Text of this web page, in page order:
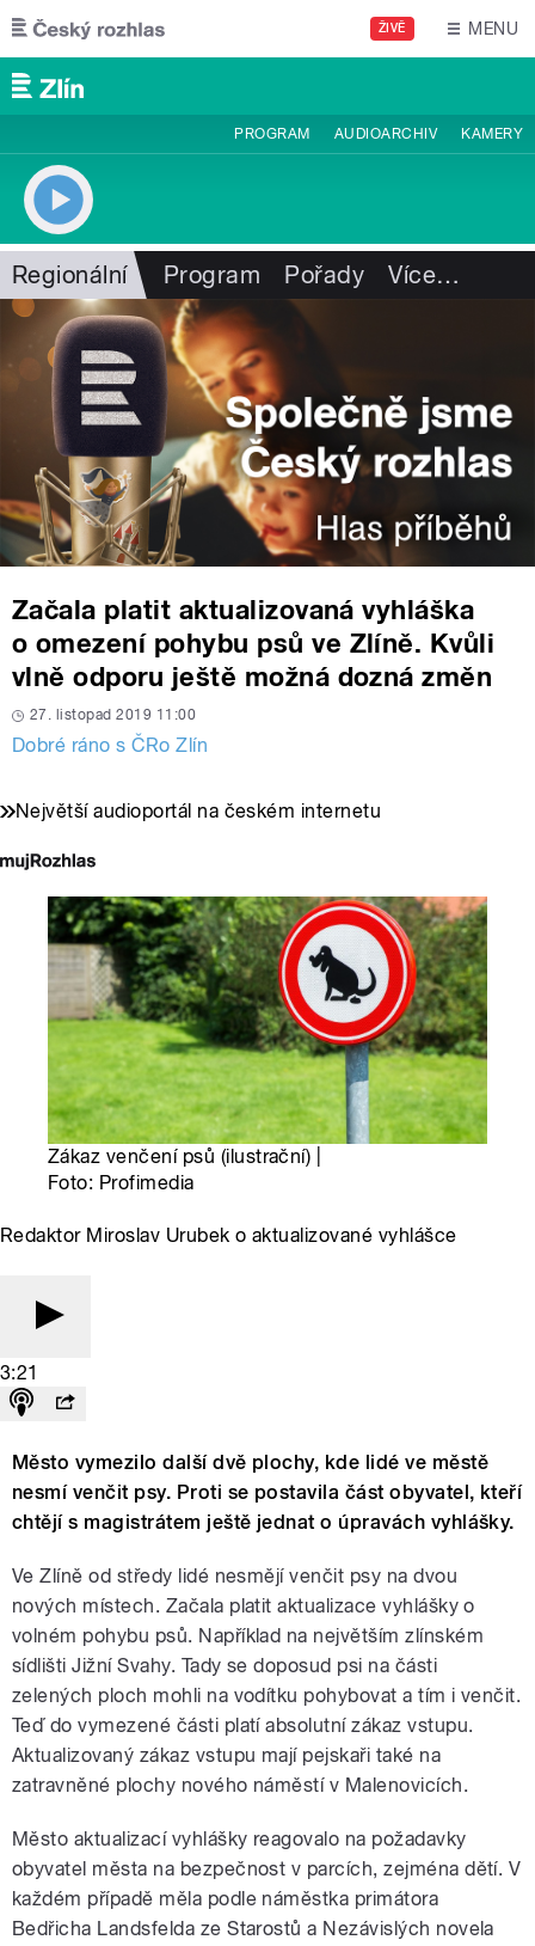
Přejít k hlavnímu obsahu
ŽIVĚ MENU
PROGRAM AUDIOARCHIV KAMERY
Regionální Program Pořady Více…
Začala platit aktualizovaná vyhláška
o omezení pohybu psů ve Zlíně. Kvůli
vlně odporu ještě možná dozná změn
27. listopad 2019 11:00
Dobré ráno s ČRo Zlín
Největší audioportál na českém internetu
Zákaz venčení psů (ilustrační) |
Foto: Profimedia
Redaktor Miroslav Urubek o aktualizované vyhlášce
3:21
Město vymezilo další dvě plochy, kde lidé ve městě
nesmí venčit psy. Proti se postavila část obyvatel, kteří
chtějí s magistrátem ještě jednat o úpravách vyhlášky.
Ve Zlíně od středy lidé nesmějí venčit psy na dvou
nových místech. Začala platit aktualizace vyhlášky o
volném pohybu psů. Například na největším zlínském
sídlišti Jižní Svahy. Tady se doposud psi na části
zelených ploch mohli na vodítku pohybovat a tím i venčit.
Teď do vymezené části platí absolutní zákaz vstupu.
Aktualizovaný zákaz vstupu mají pejskaři také na
zatravněné plochy nového náměstí v Malenovicích.
Město aktualizací vyhlášky reagovalo na požadavky
obyvatel města na bezpečnost v parcích, zejména dětí. V
každém případě měla podle náměstka primátora
Bedřicha Landsfelda ze Starostů a Nezávislých novela